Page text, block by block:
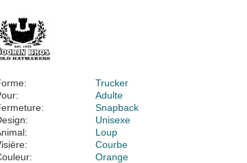
Trucker
Adulte
Snapback
Unisexe
Loup
Courbe
Orange